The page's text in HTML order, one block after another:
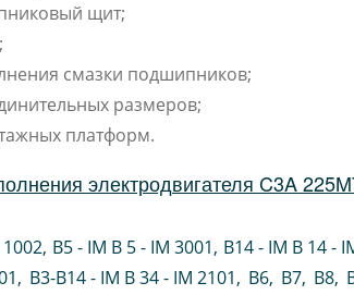
щит;
смазки подшипников;
размеров;
платформ.
электродвигателя C3A
, B5 - IM B 5 - IM 3001, B14 - IM B 14 -
, B3-B14 - IM B 34 - IM 2101, B6, B7, B8,